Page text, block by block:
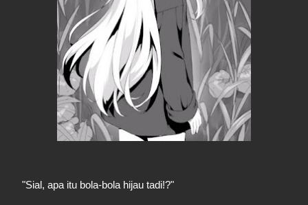
"Sial, apa itu bola-bola hijau tadi!?"